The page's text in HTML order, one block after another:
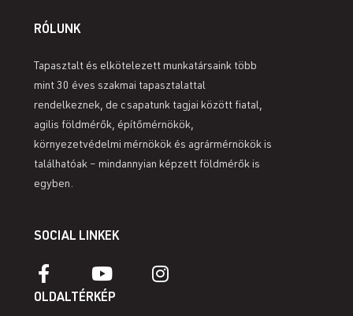
RÓLUNK
Tapasztalt és elkötelezett munkatársaink több
mint 30 éves szakmai tapasztalattal
rendelkeznek, de csapatunk tagjai között fiatal,
agilis földmérők, építőmérnökök,
környezetvédelmi mérnökök és agrármérnökök is
találhatóak – mindannyian képzett földmérők is
egyben.
SOCIAL LINKEK
OLDALTÉRKÉP